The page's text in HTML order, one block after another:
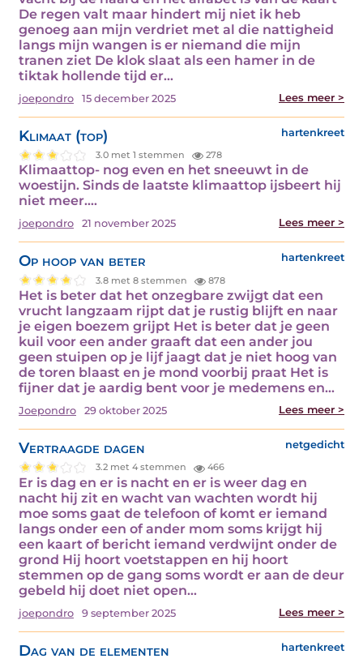
De regen valt maar hindert mij niet ik heb
genoeg aan mijn verdriet met al die nattigheid
langs mijn wangen is er niemand die mijn
tranen ziet De klok slaat als een hamer in de
tiktak hollende tijd er…
joepondro 15 december 2025 Lees meer >
Klimaat (top) hartenkreet
3.0 met 1 stemmen 278
Klimaattop- nog even en het sneeuwt in de
woestijn. Sinds de laatste klimaattop ijsbeert hij
niet meer.…
joepondro 21 november 2025 Lees meer >
Op hoop van beter hartenkreet
3.8 met 8 stemmen 878
Het is beter dat het onzegbare zwijgt dat een
vrucht langzaam rijpt dat je rustig blijft en naar
je eigen boezem grijpt Het is beter dat je geen
kuil voor een ander graaft dat een ander jou
geen stuipen op je lijf jaagt dat je niet hoog van
de toren blaast en je mond voorbij praat Het is
fijner dat je aardig bent voor je medemens en…
Joepondro 29 oktober 2025 Lees meer >
Vertraagde dagen netgedicht
3.2 met 4 stemmen 466
Er is dag en er is nacht en er is weer dag en
nacht hij zit en wacht van wachten wordt hij
moe soms gaat de telefoon of komt er iemand
langs onder een of ander mom soms krijgt hij
een kaart of bericht iemand verdwijnt onder de
grond Hij hoort voetstappen en hij hoort
stemmen op de gang soms wordt er aan de deur
gebeld hij doet niet open…
joepondro 9 september 2025 Lees meer >
Dag van de elementen hartenkreet